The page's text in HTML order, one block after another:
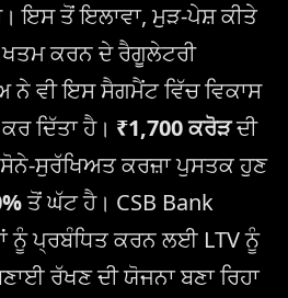
ਇਸ ਤੋਂ ਇਲਾਵਾ, ਮੁੜ-ਪੇਸ਼ ਕੀਤੇ
ਕਰਨ ਦੇ ਰੈਗੂਲੇਟਰੀ
ਨੇ ਵੀ ਇਸ ਸੈਗਮੈਂਟ ਵਿੱਚ ਵਿਕਾਸ
ਦਿੱਤਾ ਹੈ। ₹1,700 ਕਰੋੜਦੀ
ਸੁਰੱਖਿਅਤ ਕਰਜ਼ਾ ਪੁਸਤਕ ਹੁਣ
ਤੋਂ ਘੱਟ ਹੈ। CSB Bank
ਨੂੰ ਪ੍ਰਬੰਧਿਤ ਕਰਨ ਲਈ LTV ਨੂੰ
ਰੱਖਣ ਦੀ ਯੋਜਨਾ ਬਣਾ ਰਿਹਾ